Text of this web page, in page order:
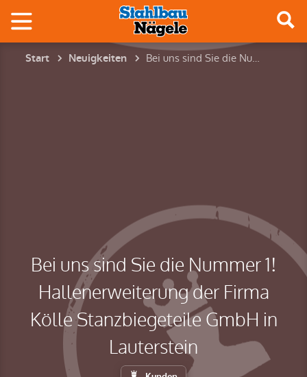
Start Neuigkeiten Bei uns sind Sie die Nummer 1! Hallenerweiterung der Firma Kölle Stanzbiegeteile GmbH in Lauterstein
Bei uns sind Sie die Nummer 1!
Hallenerweiterung der Firma
Kölle Stanzbiegeteile GmbH in
Lauterstein